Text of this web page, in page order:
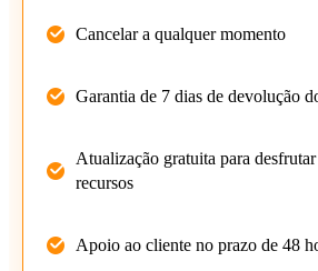
Cancelar a qualquer momento
Garantia de 7 dias de devolução
Atualização gratuita para
recursos
Apoio ao cliente no prazo de 48